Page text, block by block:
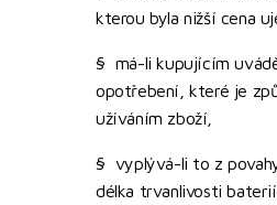
kterou byla nižší cena
§ má-li kupujícím
opotřebení, které je
užíváním zboží,
§ vyplývá-li to z
délka trvanlivosti